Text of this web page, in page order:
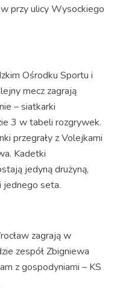
przy ulicy Wysockiego
Ośrodku Sportu i
mecz zagrają
– siatkarki
3 w tabeli rozgrywek.
przegrały z Volejkami
Kadetki
jedyną drużyną,
jednego seta.
zagrają w
zespół Zbigniewa
z gospodyniami – KS